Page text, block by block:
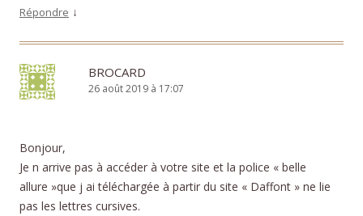
Répondre ↓
BROCARD
26 août 2019 à 17:07
Bonjour,
Je n arrive pas à accéder à votre site et la police « belle
allure »que j ai téléchargée à partir du site « Daffont » ne lie
pas les lettres cursives.